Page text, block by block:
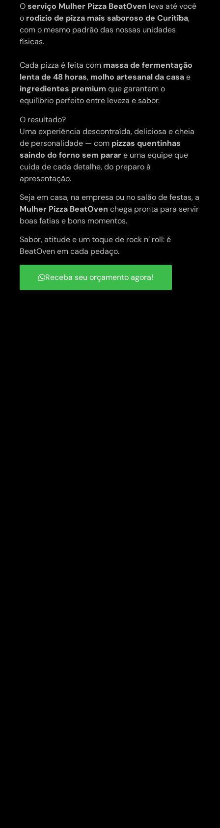
Oserviço Mulher Pizza BeatOven leva até você
o rodízio de pizza mais saboroso de Curitiba,
com o mesmo padrão das nossas unidades
físicas.
Cada pizza é feita com massa de fermentação
lenta de 48 horas, molho artesanal da casae
ingredientes premium que garantem o
equilíbrio perfeito entre leveza e sabor.
O resultado?
Uma experiência descontraída, deliciosa e cheia
de personalidade — com pizzas quentinhas
saindo do forno sem parare uma equipe que
cuida de cada detalhe, do preparo à
apresentação.
Seja em casa, na empresa ou no salão de festas, a
Mulher Pizza BeatOven chega pronta para servir
boas fatias e bons momentos.
Sabor, atitude e um toque de rock n’ roll: é
BeatOven em cada pedaço.
Receba seu orçamento agora!